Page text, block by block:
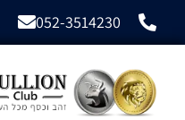
052-3514230